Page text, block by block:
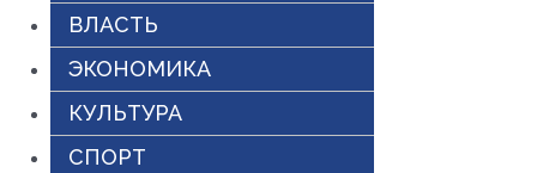
ВЛАСТЬ
ЭКОНОМИКА
КУЛЬТУРА
СПОРТ